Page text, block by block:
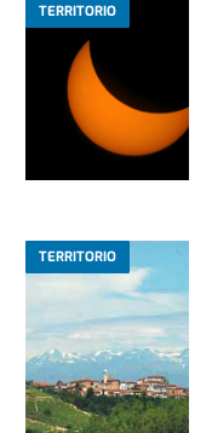
TERRITORIO
TERRITORIO